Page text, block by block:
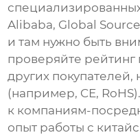
Alibaba, Global
и там нужно быть
проверяйте рейтинг
других
(например, CE,
к компаниям-
опыт работы с